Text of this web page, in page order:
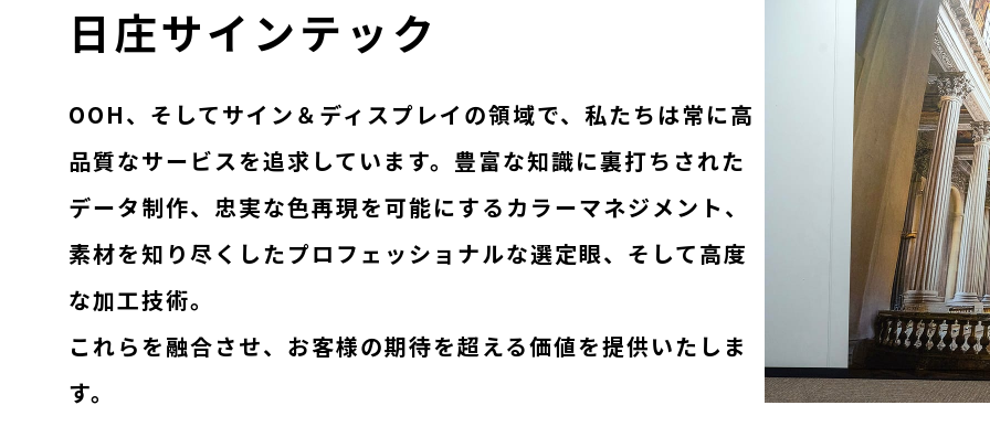
日庄サインテック
OOH、そしてサイン＆ディスプレイの領域で、私たちは常に高
品質なサービスを追求しています。豊富な知識に裏打ちされた
データ制作、忠実な色再現を可能にするカラーマネジメント、
素材を知り尽くしたプロフェッショナルな選定眼、そして高度
な加工技術。
これらを融合させ、お客様の期待を超える価値を提供いたしま
す。